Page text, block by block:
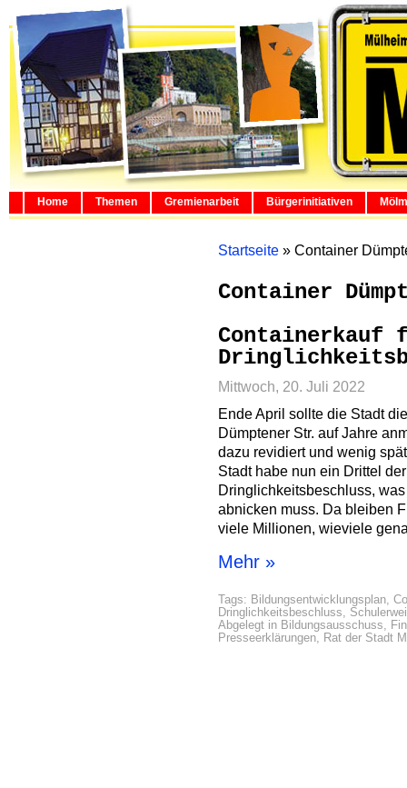
Home Themen Gremienarbeit Bürgerinitiativen
Startseite » Container
Container
Containerkauf
Mittwoch, 20. Juli 2022
Ende April sollte die Stadt
Dümptener Str. auf Jahre
dazu revidiert und wenig
Stadt habe nun ein Drittel
Dringlichkeitsbeschluss,
abnicken muss. Da bleiben
viele Millionen, wieviele
Mehr »
Tags: Bildungsentwicklungsplan,
Dringlichkeitsbeschluss,
Abgelegt in Bildungsausschuss,
Presseerklärungen, Rat der Stadt